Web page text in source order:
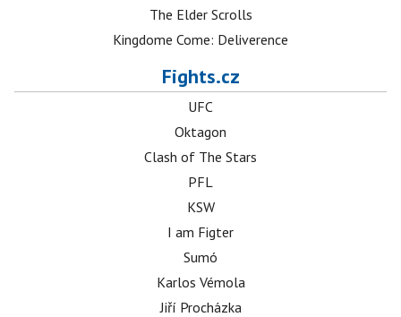
The Elder Scrolls
Kingdome Come: Deliverence
Fights.cz
UFC
Oktagon
Clash of The Stars
PFL
KSW
I am Figter
Sumó
Karlos Vémola
Jiří Procházka